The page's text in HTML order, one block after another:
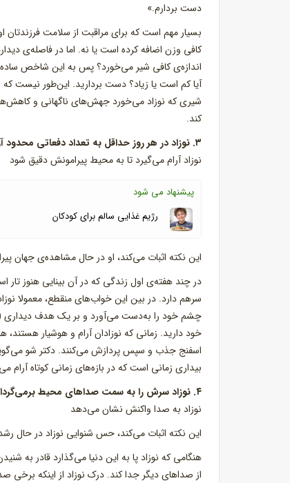
دست بردارم.»
بسیار مهم است که برای مراقبت از سلامت
کافی وزن اضافه کرده است یا نه. اما در فاصله‌ی
اندازه‌ی کافی شیر می‌خورد؟ پس به این شاخص ساده
آیا کم است یا زیاد؟ دست بردارید. این‌طور نیست
شیری که نوزاد می‌خورد جهش‌های ناگهانی و
کند.
۳. نوزاد در هر روز حداقل به تعداد دفعاتی محدود آرام می‌شود و به محیط اطرافش دقت می‌کند
نوزاد آرام می‌گیرد تا به محیط پیرامونش دقیق شود
پیشنهاد می شود
رژیم غذایی سالم برای کودکان
این نکته اثبات می‌کند، او در حال مشاهده‌ی جهان
سرهم دارد. در بین این خواب‌های منقطع، معمولا
چشم خود را به‌‌دست می‌آورد و بر یک هدف دیداری
خود دارید. زمانی که نوزادان آرام و هوشیار
اسفنج جذب و سپس پردازش می‌کنند. دکتر شو
بیداری زمانی است که در بازه‌های زمانی کوتاه
۴. نوزاد سرش را به سمت صداهای محیط بر‌می‌گرداند و برای اینکه بتواند گوش بدهد سکوت می‌کند
نوزاد به صدا واکنش نشان می‌دهد
این نکته اثبات می‌کند، حس شنوایی نوزاد در
هنگامی که نوزاد پا به این دنیا می‌گذارد قادر به
از صداهای دیگر جدا کند. درک نوزاد از اینکه